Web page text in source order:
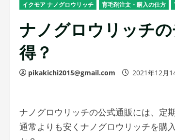
イクモア ナノグロウリッチ 育毛剤注文・購入の仕方
ナノグロウリッチ
得？
pikakichi2015@gmail.com 2021年12月
ナノグロウリッチの公式通販には、定
通常よりも安くナノグロウリッチを購